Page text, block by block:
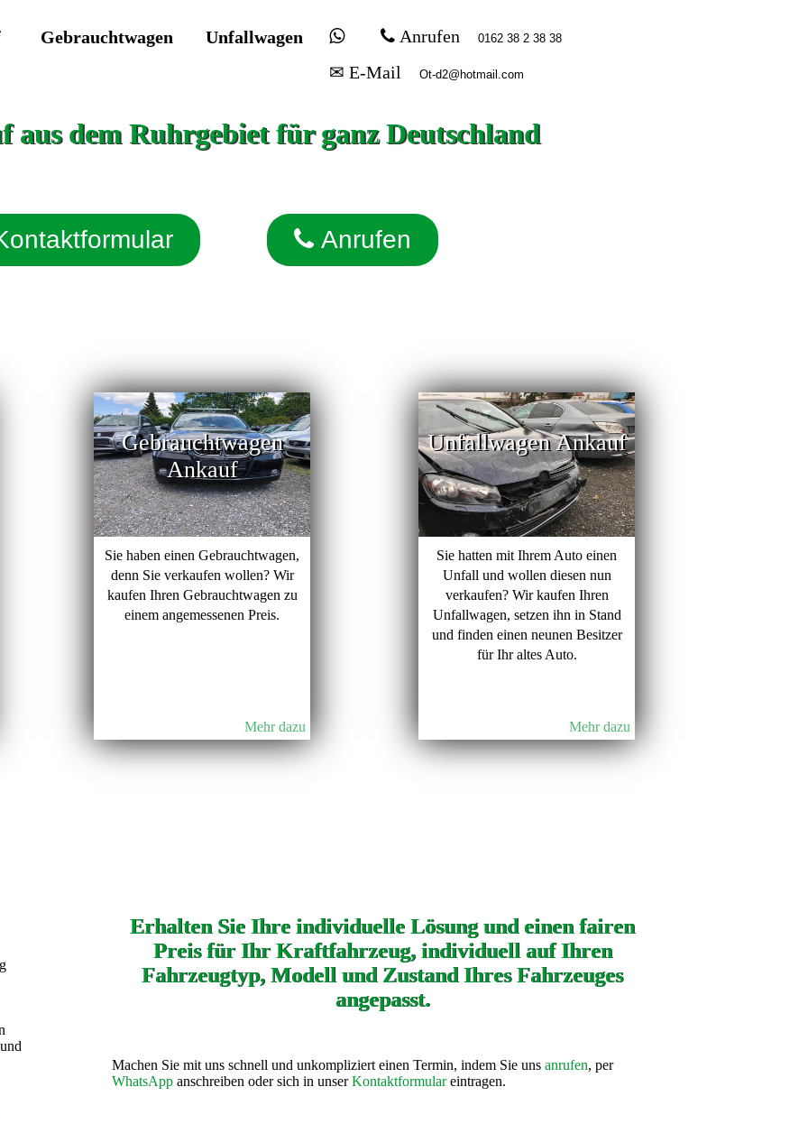
Gebrauchtwagen Unfallwagen
Anrufen
✉ E-Mail
aus dem Ruhrgebiet für ganz Deutschland
Anrufen
Gebrauchtwagen
Ankauf
Sie haben einen Gebrauchtwagen,
denn Sie verkaufen wollen? Wir
kaufen Ihren Gebrauchtwagen zu
einem angemessenen Preis.
Mehr dazu
Unfallwagen Ankauf
Sie hatten mit Ihrem Auto einen
Unfall und wollen diesen nun
verkaufen? Wir kaufen Ihren
Unfallwagen, setzen ihn in Stand
und finden einen neunen Besitzer
für Ihr altes Auto.
Mehr dazu
Erhalten Sie Ihre individuelle Lösung und einen fairen
Preis für Ihr Kraftfahrzeug, individuell auf Ihren
Fahrzeugtyp, Modell und Zustand Ihres Fahrzeuges
angepasst.
Machen Sie mit uns schnell und unkompliziert einen Termin, indem Sie uns anrufen, per
WhatsApp anschreiben oder sich in unserKontaktformulareintragen.